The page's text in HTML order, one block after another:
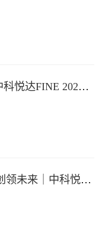
展会速递 | 中科悦达FINE 2026 Day1精彩呈现
烯启新程，创领未来｜中科悦达2025年度总结表彰大会圆满召开！